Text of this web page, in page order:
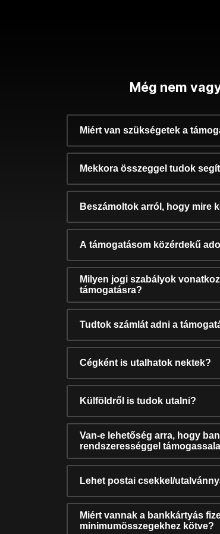
Még nem
Miért van szükségetek a
Mekkora összeggel tudok
Beszámoltok arról, hogy mire
A támogatásom közérdekű
Milyen jogi szabályok
támogatásra?
Tudtok számlát adni a
Cégként is utalhatok nektek?
Külföldről is tudok utalni?
Van-e lehetőség arra, hogy
rendszerességgel
Lehet postai csekkel/
Miért vannak a bankkártyás
minimumösszegekhez kötve?